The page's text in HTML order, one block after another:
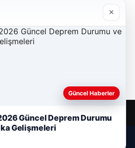
×
Güncel Haberler
Güncel Deprem Durumu
Gelişmeleri